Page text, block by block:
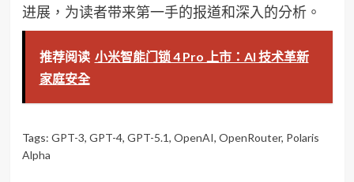
进展，为读者带来第一手的报道和深入的分析。
推荐阅读 小米智能门锁 4 Pro 上市：AI 技术革新
家庭安全
Tags: GPT-3, GPT-4, GPT-5.1, OpenAI, OpenRouter, Polaris
Alpha